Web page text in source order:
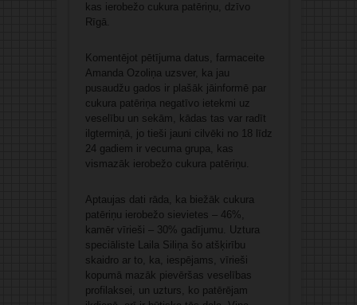
kas ierobežo cukura patēriņu, dzīvo
Rīgā.
Komentējot pētījuma datus, farmaceite
Amanda Ozoliņa uzsver, ka jau
pusaudžu gados ir plašāk jāinformē par
cukura patēriņa negatīvo ietekmi uz
veselību un sekām, kādas tas var radīt
ilgtermiņā, jo tieši jauni cilvēki no 18 līdz
24 gadiem ir vecuma grupa, kas
vismazāk ierobežo cukura patēriņu.
Aptaujas dati rāda, ka biežāk cukura
patēriņu ierobežo sievietes – 46%,
kamēr vīrieši – 30% gadījumu. Uztura
speciāliste Laila Siliņa šo atšķirību
skaidro ar to, ka, iespējams, vīrieši
kopumā mazāk pievēršas veselības
profilaksei, un uzturs, ko patērējam